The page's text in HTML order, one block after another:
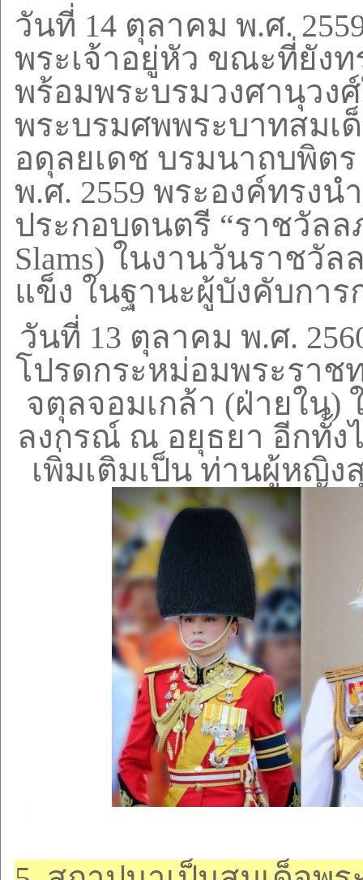
วันที่ 14 ตุลาคม พ.ศ.
พระเจ้าอยู่หัว ขณะที่ยัง
พร้อมพระบรมวงศานุวง
พระบรมศพพระบาทสม
อดุลยเดช บรมนาถบพิต
พ.ศ. 2559 พระองค์ทรงน
ประกอบดนตรี “ราชวัลล
Slams) ในงานวันราชวัล
แข็ง ในฐานะผู้บังคับการ
วันที่ 13 ตุลาคม พ.ศ.
โปรดกระหม่อมพระราช
จตุลจอมเกล้า (ฝ่ายใน)
ลงกรณ์ ณ อยุธยา อีกทั้ง
เพิ่มเติมเป็น ท่านผู้หญิ